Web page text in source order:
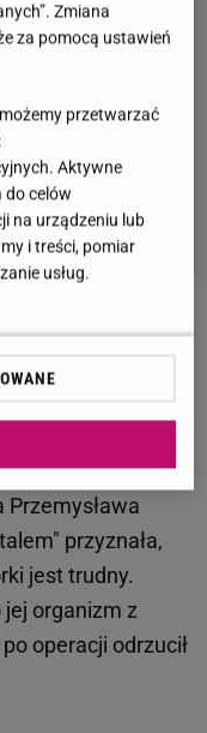
przyjął. Ewa
Przemysława
przyznała,
jest trudny.
organizm z
operacji odrzucił
Zmiana
za pomocą ustawień
przetwarzać
Aktywne
do celów
na urządzeniu lub
i treści, pomiar
usług.